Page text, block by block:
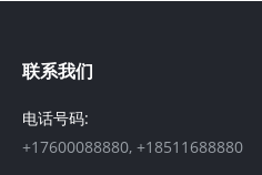
联系我们
电话号码:
+17600088880, +18511688880